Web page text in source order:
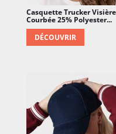
Casquette Trucker Visière
Courbée 25% Polyester...
DÉCOUVRIR